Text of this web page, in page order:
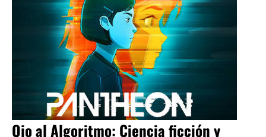
Ojo al Algoritmo: Ciencia ficción y